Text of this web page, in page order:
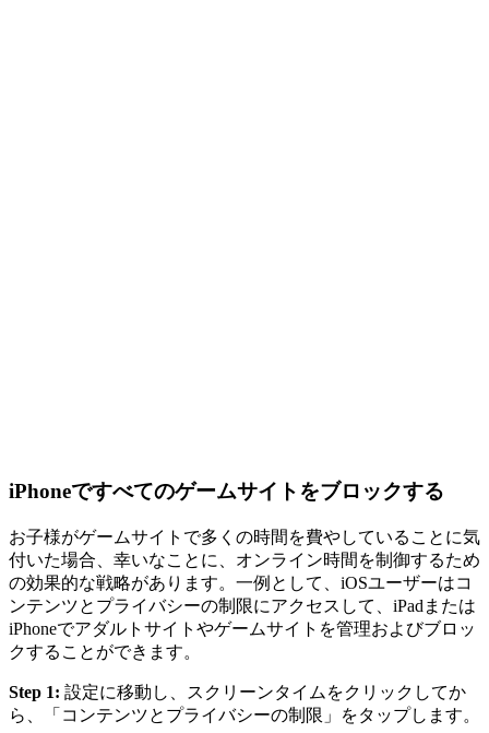
iPhoneですべてのゲームサイトをブロックする
お子様がゲームサイトで多くの時間を費やしていることに気
付いた場合、幸いなことに、オンライン時間を制御するため
の効果的な戦略があります。一例として、iOSユーザーはコ
ンテンツとプライバシーの制限にアクセスして、iPadまたは
iPhoneでアダルトサイトやゲームサイトを管理およびブロッ
クすることができます。
Step 1: 設定に移動し、スクリーンタイムをクリックしてか
ら、「コンテンツとプライバシーの制限」をタップします。